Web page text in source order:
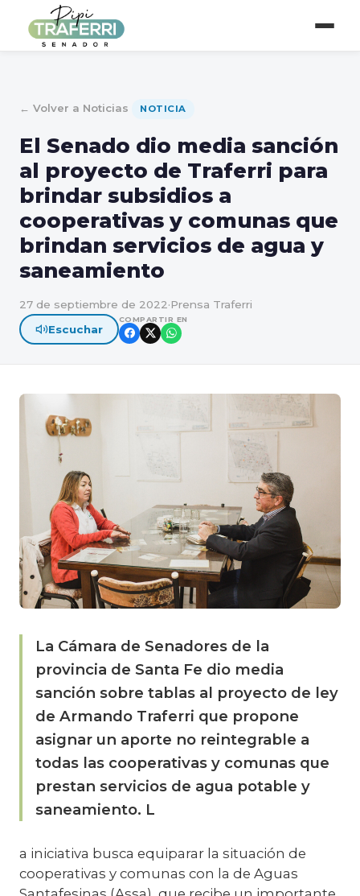
← Volver a Noticias NOTICIA
El Senado dio media sanción
al proyecto de Traferri para
brindar subsidios a
cooperativas y comunas que
brindan servicios de agua y
saneamiento
27 de septiembre de 2022·Prensa Traferri
Escuchar
COMPARTIR EN
La Cámara de Senadores de la
provincia de Santa Fe dio media
sanción sobre tablas al proyecto de ley
de Armando Traferri que propone
asignar un aporte no reintegrable a
todas las cooperativas y comunas que
prestan servicios de agua potable y
saneamiento. L
a iniciativa busca equiparar la situación de
cooperativas y comunas con la de Aguas